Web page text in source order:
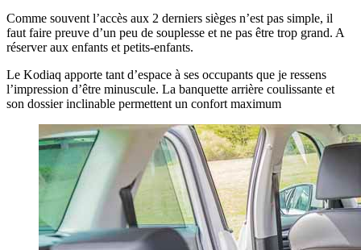
Comme souvent l’accès aux 2 derniers sièges n’est pas simple, il
faut faire preuve d’un peu de souplesse et ne pas être trop grand. A
réserver aux enfants et petits-enfants.
Le Kodiaq apporte tant d’espace à ses occupants que je ressens
l’impression d’être minuscule. La banquette arrière coulissante et
son dossier inclinable permettent un confort maximum